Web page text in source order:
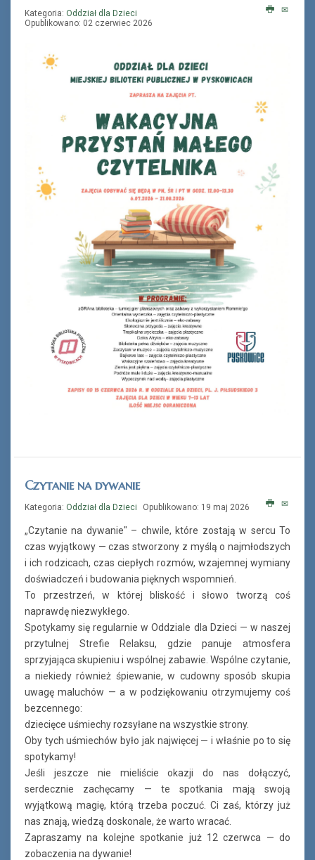
Kategoria: Oddział dla Dzieci
Opublikowano: 02 czerwiec 2026
Czytanie na dywanie
Kategoria: Oddział dla Dzieci Opublikowano: 19 maj 2026
„Czytanie na dywanie" – chwile, które zostają w sercu To
czas wyjątkowy — czas stworzony z myślą o najmłodszych
i ich rodzicach, czas ciepłych rozmów, wzajemnej wymiany
doświadczeń i budowania pięknych wspomnień.
To przestrzeń, w której bliskość i słowo tworzą coś
naprawdę niezwykłego.
Spotykamy się regularnie w Oddziale dla Dzieci — w naszej
przytulnej Strefie Relaksu, gdzie panuje atmosfera
sprzyjająca skupieniu i wspólnej zabawie. Wspólne czytanie,
a niekiedy również śpiewanie, w cudowny sposób skupia
uwagę maluchów — a w podziękowaniu otrzymujemy coś
bezcennego:
dziecięce uśmiechy rozsyłane na wszystkie strony.
Oby tych uśmiechów było jak najwięcej — i właśnie po to się
spotykamy!
Jeśli jeszcze nie mieliście okazji do nas dołączyć,
serdecznie zachęcamy — te spotkania mają swoją
wyjątkową magię, którą trzeba poczuć. Ci zaś, którzy już
nas znają, wiedzą doskonale, że warto wracać.
Zapraszamy na kolejne spotkanie już 12 czerwca — do
zobaczenia na dywanie!